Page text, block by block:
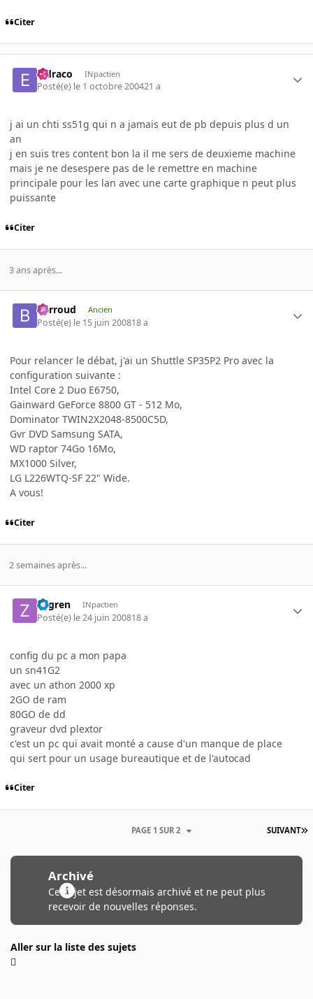
Citer
eldraco INpactien
Posté(e) le 1 octobre 200421 a
j ai un chti ss51g qui n a jamais eut de pb depuis plus d un
an
j en suis tres content bon la il me sers de deuxieme machine
mais je ne desespere pas de le remettre en machine
principale pour les lan avec une carte graphique n peut plus
puissante
Citer
3 ans après...
Barroud Ancien
Posté(e) le 15 juin 200818 a
Pour relancer le débat, j'ai un Shuttle SP35P2 Pro avec la
configuration suivante :
Intel Core 2 Duo E6750,
Gainward GeForce 8800 GT - 512 Mo,
Dominator TWIN2X2048-8500C5D,
Gvr DVD Samsung SATA,
WD raptor 74Go 16Mo,
MX1000 Silver,
LG L226WTQ-SF 22" Wide.
A vous!
Citer
2 semaines après...
zogren INpactien
Posté(e) le 24 juin 200818 a
config du pc a mon papa
un sn41G2
avec un athon 2000 xp
2GO de ram
80GO de dd
graveur dvd plextor
c'est un pc qui avait monté a cause d'un manque de place
qui sert pour un usage bureautique et de l'autocad
Citer
SUIVANT
PAGE 1 SUR 2
Archivé
Ce sujet est désormais archivé et ne peut plus
recevoir de nouvelles réponses.
Aller sur la liste des sujets